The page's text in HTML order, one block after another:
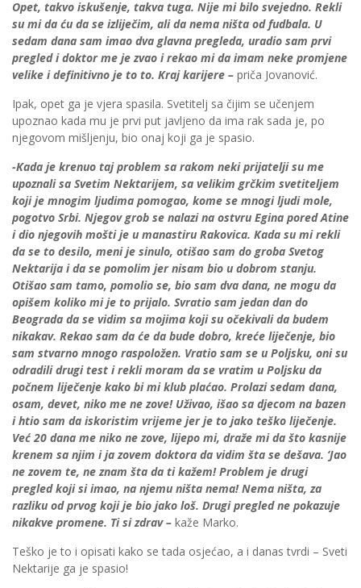
Opet, takvo iskušenje, takva tuga. Nije mi bilo svejedno. Rekli
su mi da ću da se izliječim, ali da nema ništa od fudbala. U
sedam dana sam imao dva glavna pregleda, uradio sam prvi
pregled i doktor me je zvao i rekao mi da imam neke promjene
velike i definitivno je to to. Kraj karijere – priča Jovanović.
Ipak, opet ga je vjera spasila. Svetitelj sa čijim se učenjem
upoznao kada mu je prvi put javljeno da ima rak sada je, po
njegovom mišljenju, bio onaj koji ga je spasio.
-Kada je krenuo taj problem sa rakom neki prijatelji su me
upoznali sa Svetim Nektarijem, sa velikim grčkim svetiteljem
koji je mnogim ljudima pomogao, kome se mnogi ljudi mole,
pogotvo Srbi. Njegov grob se nalazi na ostvru Egina pored Atine
i dio njegovih mošti je u manastiru Rakovica. Kada su mi rekli
da se to desilo, meni je sinulo, otišao sam do groba Svetog
Nektarija i da se pomolim jer nisam bio u dobrom stanju.
Otišao sam tamo, pomolio se, bio sam dva dana, ne mogu da
opišem koliko mi je to prijalo. Svratio sam jedan dan do
Beograda da se vidim sa mojima koji su očekivali da budem
nikakav. Rekao sam da će da bude dobro, kreće liječenje, bio
sam stvarno mnogo raspoložen. Vratio sam se u Poljsku, oni su
odradili drugi test i rekli moram da se vratim u Poljsku da
počnem liječenje kako bi mi klub plaćao. Prolazi sedam dana,
osam, devet, niko me ne zove! Uživao, išao sa djecom na bazen
i htio sam da iskoristim vrijeme jer je to jako teško liječenje.
Već 20 dana me niko ne zove, lijepo mi, draže mi da što kasnije
krenem sa njim i ja zovem doktora da vidim šta se dešava. ‘Jao
ne zovem te, ne znam šta da ti kažem! Problem je drugi
pregled koji si imao, na njemu ništa nema! Nema ništa, za
razliku od prvog koji je bio jako loš. Drugi pregled ne pokazuje
nikakve promene. Ti si zdrav – kaže Marko.
Teško je to i opisati kako se tada osjećao, a i danas tvrdi – Sveti
Nektarije ga je spasio!